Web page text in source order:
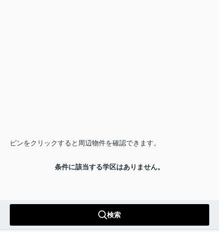
ピンをクリックすると周辺物件を確認できます。
条件に該当する学区はありません。
検索